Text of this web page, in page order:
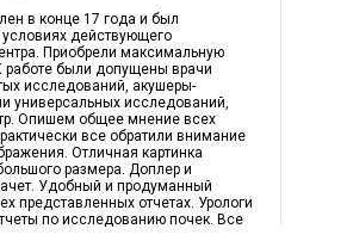
в конце 17 года и был
условиях действующего
Приобрели максимальную
работе были допущены врачи
исследований, акушеры-
универсальных исследований,
Опишем общее мнение всех
все обратили внимание
Отличная картинка
размера. Доплер и
Удобный и продуманный
представленных отчетах. Урологи
по исследованию почек. Все